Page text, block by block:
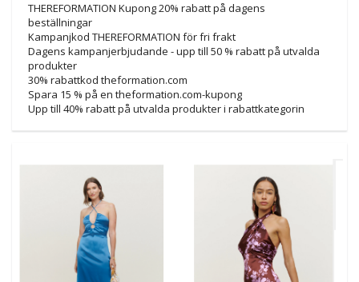
THEREFORMATION Kupong 20% ​​rabatt på dagens
beställningar
Kampanjkod THEREFORMATION för fri frakt
Dagens kampanjerbjudande - upp till 50 % rabatt på utvalda
produkter
30% rabattkod theformation.com
Spara 15 % på en theformation.com-kupong
Upp till 40% rabatt på utvalda produkter i rabattkategorin